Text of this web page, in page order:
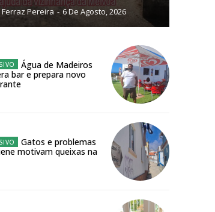
para
Ferraz Pereira - 6 De Agosto, 2026
Água de Madeiros
bar e prepara novo
Gatos e problemas
motivam queixas na